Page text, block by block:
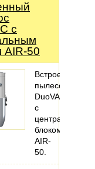
с
AIR-50
Встроенный
пылесос
DuoVAC
с
центральным
блоком
AIR-
50.